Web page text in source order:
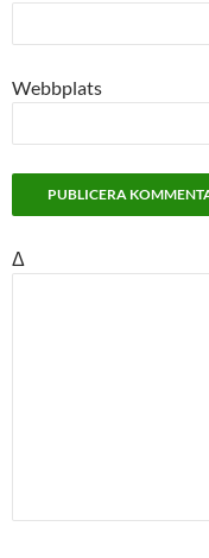
Webbplats
Δ